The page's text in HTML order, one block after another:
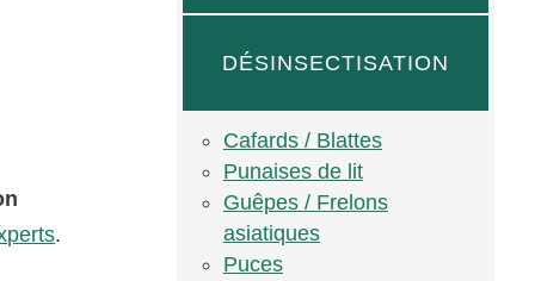
.
DÉSINSECTISATION
Cafards / Blattes
Punaises de lit
Guêpes / Frelons
asiatiques
Puces